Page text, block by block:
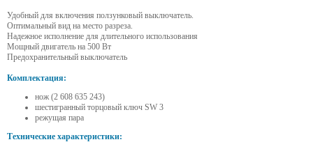
Удобный для включения ползунковый выключатель.
Оптимальный вид на место разреза.
Надежное исполнение для длительного использования
Мощный двигатель на 500 Вт
Предохранительный выключатель
Комплектация:
нож (2 608 635 243)
шестигранный торцовый ключ SW 3
режущая пара
Технические характеристики: